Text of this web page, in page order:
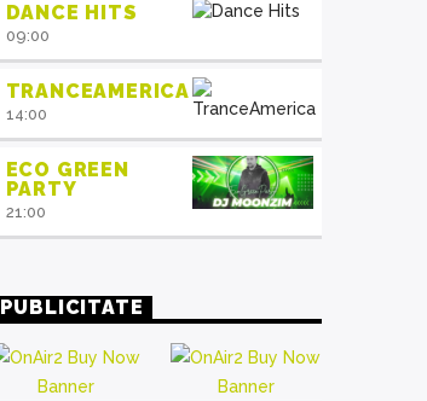
DANCE HITS
09:00
TRANCEAMERICA
14:00
ECO GREEN
PARTY
21:00
PUBLICITATE